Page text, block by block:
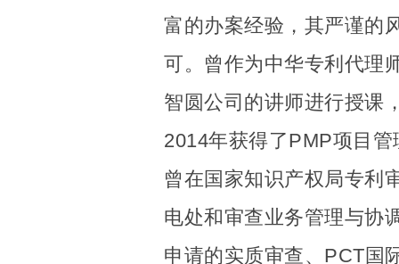
富的办案经验，其严谨的
可。曾作为中华专利代理
智圆公司的讲师进行授课
2014年获得了PMP项目
曾在国家知识产权局专利
电处和审查业务管理与协
申请的实质审查、PCT国